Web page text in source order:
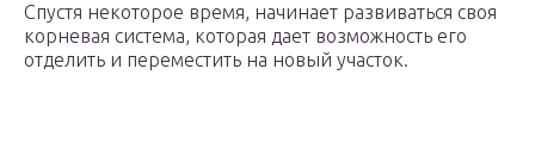
Спустя некоторое время, начинает развиваться своя
корневая система, которая дает возможность его
отделить и переместить на новый участок.